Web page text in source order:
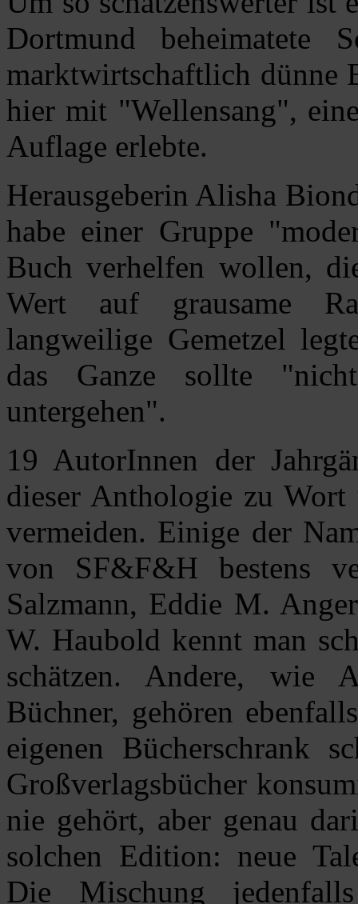
Dortmund beheimatete
marktwirtschaftlich dünne
hier mit "Wellensang",
Auflage erlebte.
Herausgeberin Alisha
habe einer Gruppe
Buch verhelfen wollen,
Wert auf grausame
langweilige Gemetzel
das Ganze sollte
untergehen".
19 AutorInnen der
dieser Anthologie zu Wort
vermeiden. Einige der
von SF&F&H bestens
Salzmann, Eddie M.
W. Haubold kennt man
schätzen. Andere, wie
Büchner, gehören
eigenen Bücherschrank
Großverlagsbücher
nie gehört, aber genau
solchen Edition: neue
Die Mischung